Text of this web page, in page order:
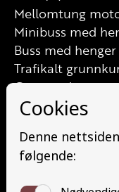
Mellomtung
Minibuss med
Buss med henger
Trafikalt
Grunnutdanning
Grunnutdanning
YSK Gods
Nettbasert